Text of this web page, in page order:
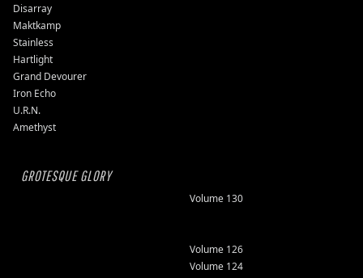
Disarray
Maktkamp
Stainless
Hartlight
Grand Devourer
Iron Echo
U.R.N.
Amethyst
GROTESQUE GLORY
Volume 130
Volume 126
Volume 124